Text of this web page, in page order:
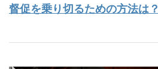
督促を乗り切るための方法は？